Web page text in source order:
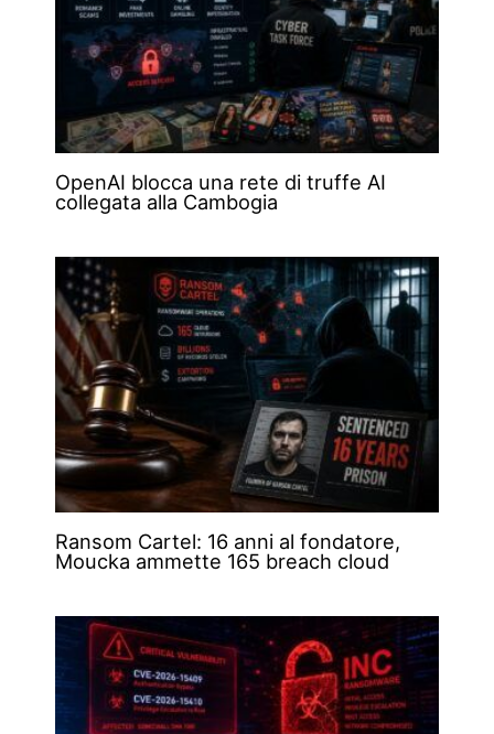
OpenAI blocca una rete di truffe AI
collegata alla Cambogia
Ransom Cartel: 16 anni al fondatore,
Moucka ammette 165 breach cloud